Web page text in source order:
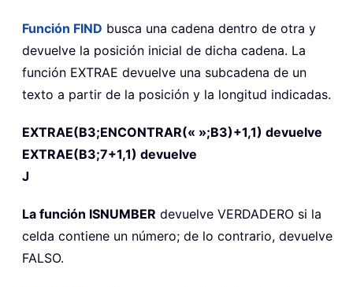
Función FIND busca una cadena dentro de otra y
devuelve la posición inicial de dicha cadena. La
función EXTRAE devuelve una subcadena de un
texto a partir de la posición y la longitud indicadas.
EXTRAE(B3;ENCONTRAR(« »;B3)+1,1) devuelve
EXTRAE(B3;7+1,1) devuelve
J
La función ISNUMBER devuelve VERDADERO si la
celda contiene un número; de lo contrario, devuelve
FALSO.